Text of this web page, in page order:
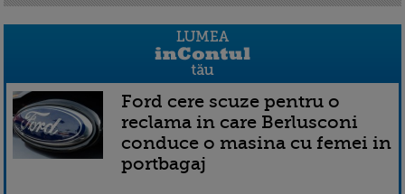
Ford cere scuze pentru o
reclama in care Berlusconi
conduce o masina cu femei in
portbagaj